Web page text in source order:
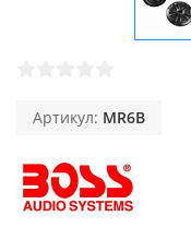
Артикул: MR6B